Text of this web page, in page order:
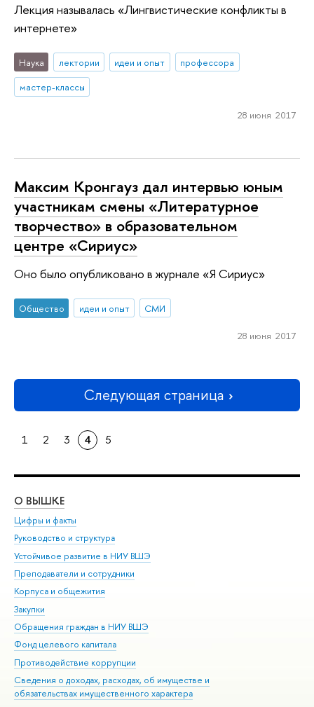
Лекция называлась «Лингвистические конфликты в
интернете»
Наука лектории идеи и опыт
профессора
мастер-классы
28 июня 2017
Максим Кронгауз дал интервью юным
участникам смены «Литературное
творчество» в образовательном
центре «Сириус»
Оно было опубликовано в журнале «Я Сириус»
Общество идеи и опыт СМИ
28 июня 2017
Следующая страница
1 2 3 4 5
О ВЫШКЕ
Цифры и факты
Руководство и структура
Устойчивое развитие в НИУ ВШЭ
Преподаватели и сотрудники
Корпуса и общежития
Закупки
Обращения граждан в НИУ ВШЭ
Фонд целевого капитала
Противодействие коррупции
Сведения о доходах, расходах, об имуществе и
обязательствах имущественного характера